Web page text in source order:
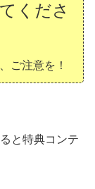
くださ
ご注意を！
と特典コンテ